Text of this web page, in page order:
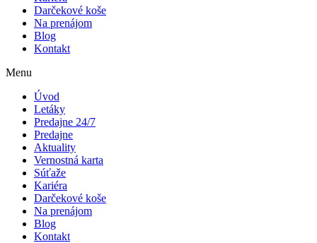
Darčekové koše
Na prenájom
Blog
Kontakt
Menu
Úvod
Letáky
Predajne 24/7
Predajne
Aktuality
Vernostná karta
Súťaže
Kariéra
Darčekové koše
Na prenájom
Blog
Kontakt